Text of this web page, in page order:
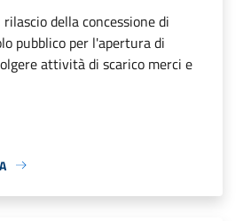
della concessione di
pubblico per l'apertura di
attività di scarico merci e